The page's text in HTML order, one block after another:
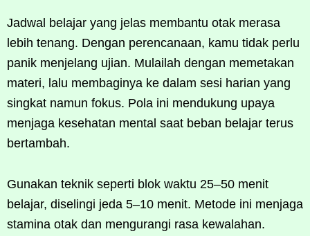
Jadwal belajar yang jelas membantu otak merasa
lebih tenang. Dengan perencanaan, kamu tidak perlu
panik menjelang ujian. Mulailah dengan memetakan
materi, lalu membaginya ke dalam sesi harian yang
singkat namun fokus. Pola ini mendukung upaya
menjaga kesehatan mental saat beban belajar terus
bertambah.
Gunakan teknik seperti blok waktu 25–50 menit
belajar, diselingi jeda 5–10 menit. Metode ini menjaga
stamina otak dan mengurangi rasa kewalahan.